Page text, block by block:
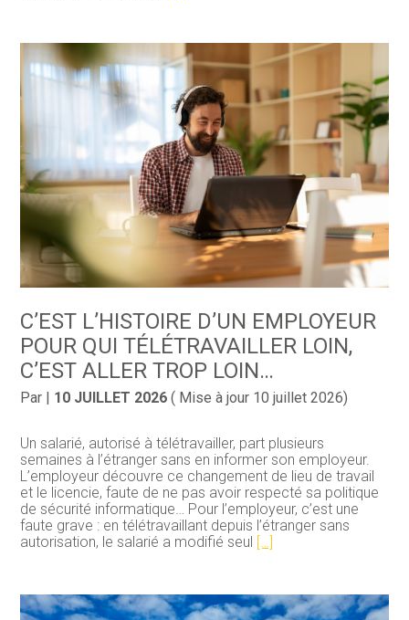
C’EST L’HISTOIRE D’UN EMPLOYEUR
POUR QUI TÉLÉTRAVAILLER LOIN,
C’EST ALLER TROP LOIN…
Par 10 JUILLET 2026 ( Mise à jour 10 juillet 2026)
Un salarié, autorisé à télétravailler, part plusieurs
semaines à l’étranger sans en informer son employeur.
L’employeur découvre ce changement de lieu de travail
et le licencie, faute de ne pas avoir respecté sa politique
de sécurité informatique… Pour l’employeur, c’est une
faute grave : en télétravaillant depuis l’étranger sans
autorisation, le salarié a modifié seul
[…]